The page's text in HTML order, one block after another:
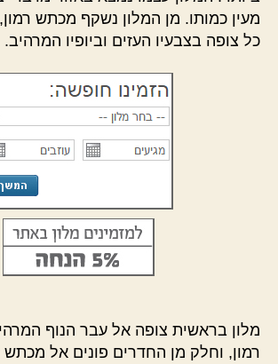
מעין כמותו. מן המלון נשקף מכתש
כל צופה בצבעיו העזים וביופיו המרהיב.
מלון בראשית צופה אל עבר הנוף
רמון, וחלק מן החדרים פונים אל מכתש